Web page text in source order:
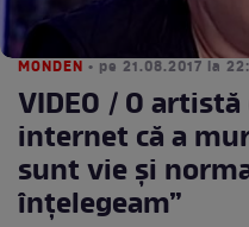
MONDEN • pe 21.08.2017 la
VIDEO / O
internet că a
sunt vie și
înțelegeam”